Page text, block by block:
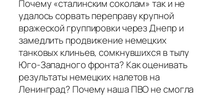
Почему «сталинским соколам» так и не
удалось сорвать переправу крупной
вражеской группировки через Днепр и
замедлить продвижение немецких
танковых клиньев, сомкнувшихся в тылу
Юго-Западного фронта? Как оценивать
результаты немецких налетов на
Ленинград? Почему наша ПВО не смогла